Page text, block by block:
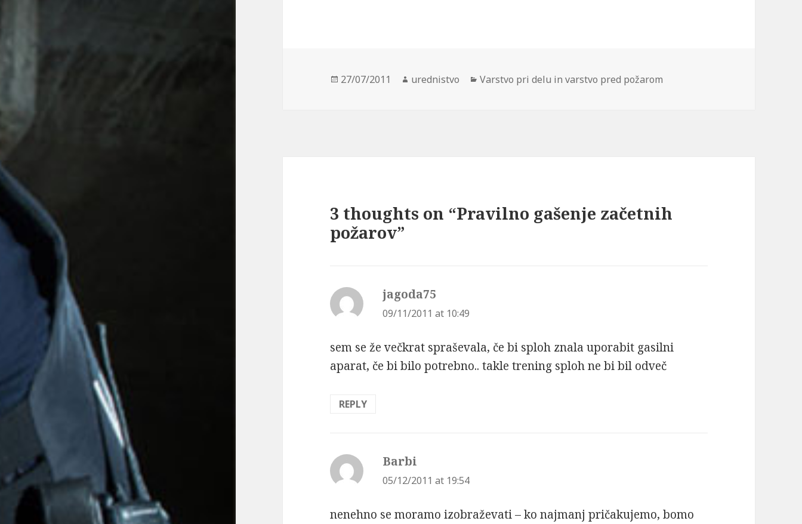
Posted
27/07/2011 Author
urednistvo Categories
Varstvo pri delu in varstvo pred požarom
3 thoughts on “Pravilno gašenje začetnih
požarov”
jagoda75
09/11/2011 at 10:49
sem se že večkrat spraševala, če bi sploh znala uporabit gasilni
aparat, če bi bilo potrebno.. takle trening sploh ne bi bil odveč
REPLY
Barbi
05/12/2011 at 19:54
nenehno se moramo izobraževati – ko najmanj pričakujemo, bomo